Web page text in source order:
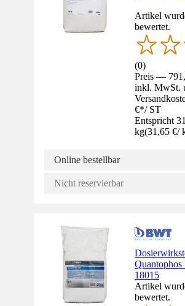
Artikel
bewertet.
(0)
Preis —
inkl. MwSt.
€*/ ST
Entspricht
kg(31,65 €/
Online bestellbar
Nicht reservierbar
18015
Artikel
bewertet.